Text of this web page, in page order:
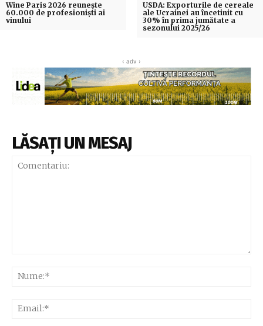
Wine Paris 2026 reunește
60.000 de profesioniști ai
vinului
USDA: Exporturile de cereale
ale Ucrainei au încetinit cu
30% în prima jumătate a
sezonului 2025/26
‹ adv ›
LĂSAȚI UN MESAJ